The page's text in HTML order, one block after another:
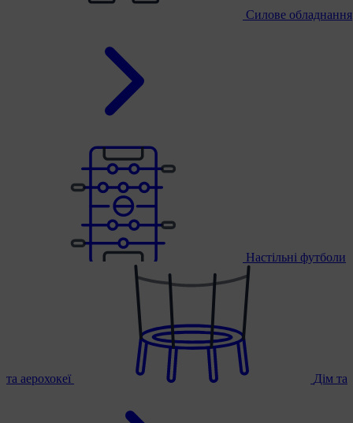
Силове обладнання
Настільні футболи
та аерохокеї Дім та